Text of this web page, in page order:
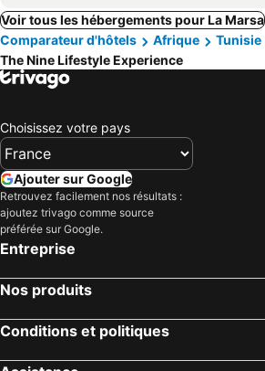
Voir tous les hébergements pour La Marsa
Comparateur d'hôtels
Afrique Tunisie
The Nine Lifestyle Experience
Choisissez votre pays
Ajouter sur Google
Retrouvez facilement nos résultats :
ajoutez trivago comme source
préférée sur Google.
Entreprise
Nos produits
Conditions et politiques